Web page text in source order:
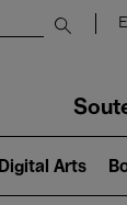
Submit
Digital Arts